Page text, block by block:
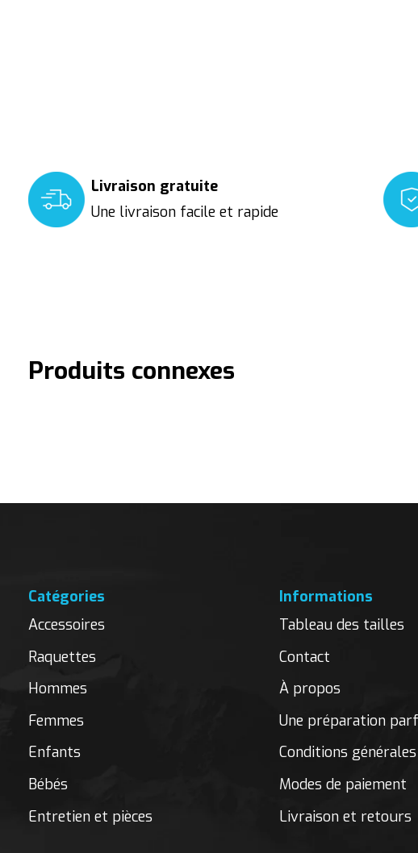
Livraison gratuite
Une livraison facile et rapide
Produits connexes
Catégories
Accessoires
Raquettes
Hommes
Femmes
Enfants
Bébés
Entretien et pièces
Informations
Tableau des tailles
Contact
À propos
Une préparation
Conditions générales
Modes de paiement
Livraison et retours